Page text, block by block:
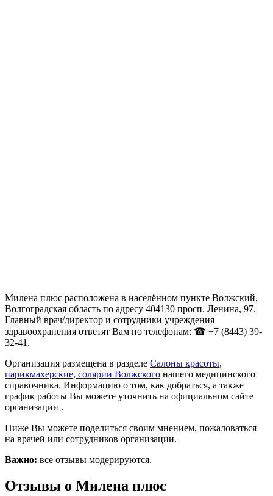
Милена плюс расположена в населённом пункте Волжский,
Волгоградская область по адресу 404130 просп. Ленина, 97.
Главный врач/директор и сотрудники учреждения
здравоохранения ответят Вам по телефонам: ☎ +7 (8443) 39-
32-41.
Организация размещена в разделе Салоны красоты,
парикмахерские, солярии Волжского нашего медицинского
справочника. Информацию о том, как добраться, а также
график работы Вы можете уточнить на официальном сайте
организации .
Ниже Вы можете поделиться своим мнением, пожаловаться
на врачей или сотрудников организации.
Важно: все отзывы модерируются.
Отзывы о Милена плюс